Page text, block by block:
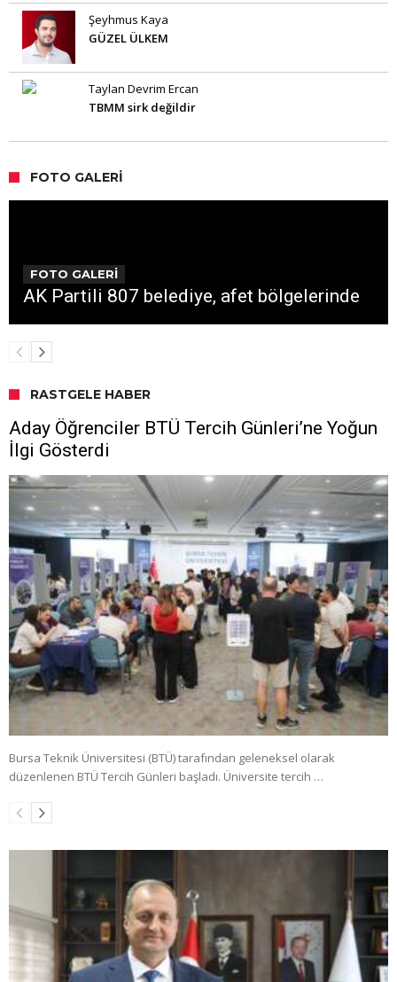
Şeyhmus Kaya
GÜZEL ÜLKEM
Taylan Devrim Ercan
TBMM sirk değildir
FOTO GALERI
FOTO GALERİ
AK Partili 807 belediye, afet bölgelerinde
RASTGELE HABER
Aday Öğrenciler BTÜ Tercih Günleri’ne Yoğun
İlgi Gösterdi
Bursa Teknik Üniversitesi (BTÜ) tarafından geleneksel olarak
düzenlenen BTÜ Tercih Günleri başladı. Üniversite tercih …